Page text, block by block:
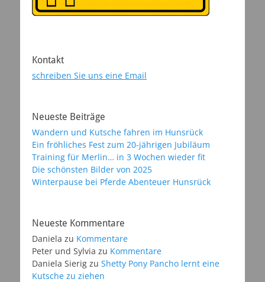
Kontakt
schreiben Sie uns eine Email
Neueste Beiträge
Wandern und Kutsche fahren im Hunsrück
Ein fröhliches Fest zum 20-jährigen Jubiläum
Training für Merlin… in 3 Wochen wieder fit
Die schönsten Bilder von 2025
Winterpause bei Pferde Abenteuer Hunsrück
Neueste Kommentare
Daniela zu Kommentare
Peter und Sylvia zu Kommentare
Daniela Sierig zu Shetty Pony Pancho lernt eine
Kutsche zu ziehen